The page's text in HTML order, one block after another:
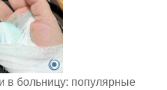
в больницу: популярные